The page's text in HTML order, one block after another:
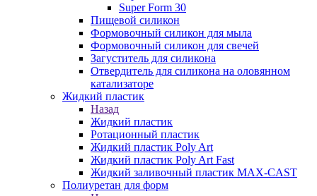
Super Form 30
Пищевой силикон
Формовочный силикон для мыла
Формовочный силикон для свечей
Загуститель для силикона
Отвердитель для силикона на оловянном
катализаторе
Жидкий пластик
Назад
Жидкий пластик
Ротационный пластик
Жидкий пластик Poly Art
Жидкий пластик Poly Art Fast
Жидкий заливочный пластик MAX-CAST
Полиуретан для форм